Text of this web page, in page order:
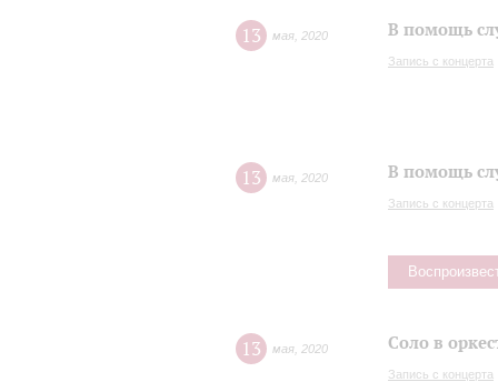
13 мая 2020 В помощь
Запись с концерта
13 мая 2020 В помощь
Запись с концерта
13 мая 2020 Соло в
Запись с концерта